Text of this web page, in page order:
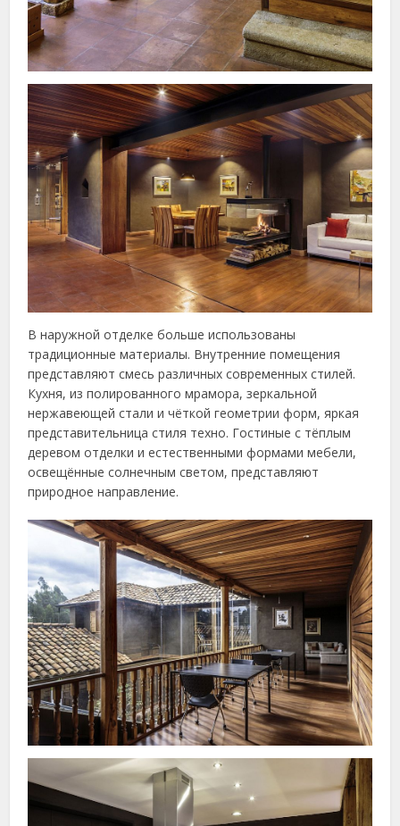
В наружной отделке больше использованы
традиционные материалы. Внутренние помещения
представляют смесь различных современных стилей.
Кухня, из полированного мрамора, зеркальной
нержавеющей стали и чёткой геометрии форм, яркая
представительница стиля техно. Гостиные с тёплым
деревом отделки и естественными формами мебели,
освещённые солнечным светом, представляют
природное направление.